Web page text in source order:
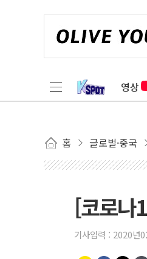
영상
홈 글로벌·중국
[코로나
기사입력 : 2020년